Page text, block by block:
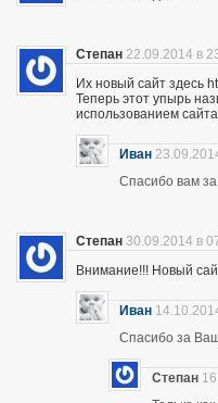
Степан 22.09.2014 в
Их новый сайт здесь
Теперь этот упырь
использованием
Иван
Спасибо вам
Степан 30.09.2014 в
Внимание!!! Новый
Иван
Спасибо за
Степан